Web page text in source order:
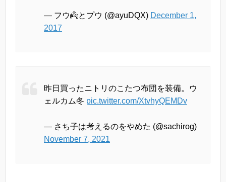
— フウ👼とプウ (@ayuDQX) December 1,
2017
昨日買ったニトリのこたつ布団を装備。ウ
ェルカム冬 pic.twitter.com/XtvhyQEMDv
— さち子は考えるのをやめた (@sachirog)
November 7, 2021